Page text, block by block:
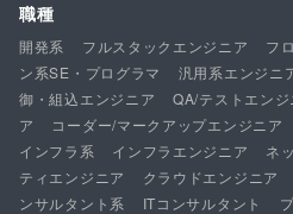
職種
開発系 フルスタックエンジニア フ
ン系SE・プログラマ
汎用系エンジニ
御・組込エンジニア
QA/テストエンジ
ア
コーダー/マークアップエンジニア
インフラ系
インフラエンジニア ネ
ティエンジニア
クラウドエンジニア
ンサルタント系
ITコンサルタント